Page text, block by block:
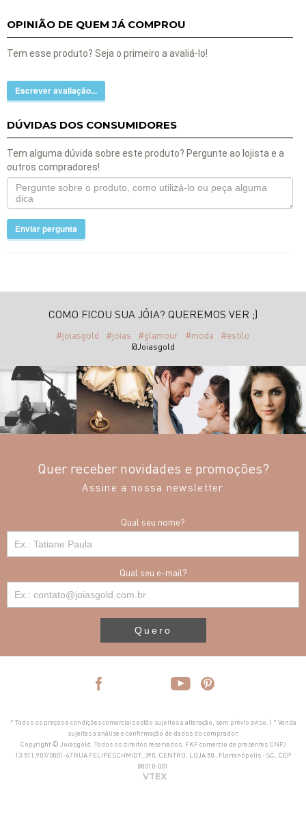
OPINIÃO DE QUEM JÁ COMPROU
Tem esse produto? Seja o primeiro a avaliá-lo!
Escrever avaliação...
DÚVIDAS DOS CONSUMIDORES
Tem alguma dúvida sobre este produto? Pergunte ao lojista e a
outros compradores!
Enviar pergunta
COMO FICOU SUA JÓIA? QUEREMOS VER ;)
#joiasgold #joias #glamour #moda #estilo
@Joiasgold
Quer receber novidades e promoções?
Assine a nossa newsletter
Qual seu nome?
Qual seu e-mail?
Quero
* Todos os preços e condições comerciais estão sujeitos a alteração, sem prévio aviso. | * Venda
sujeitas à análise e confirmação de dados do comprador.
Copyright © Joiasgold. Todos os direitos reservados. FKF comercio de presentes CNPJ
13.511.907/0001-67 RUA FELIPE SCHMIDT, 390, CENTRO, LOJA 50 , Florianópolis - SC, CEP
88010-001
VTEX